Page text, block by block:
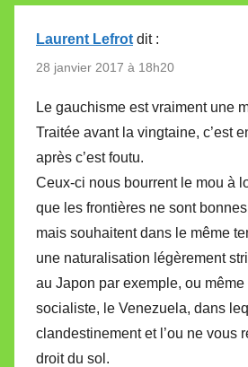
Laurent Lefrot dit :
28 janvier 2017 à 18h20
Le gauchisme est vraiment une
Traitée avant la vingtaine, c’est
après c’est foutu.
Ceux-ci nous bourrent le mou à
que les frontières ne sont
mais souhaitent dans le même
une naturalisation légèrement
au Japon par exemple, ou
socialiste, le Venezuela, dans
clandestinement et l’ou ne vous
droit du sol.